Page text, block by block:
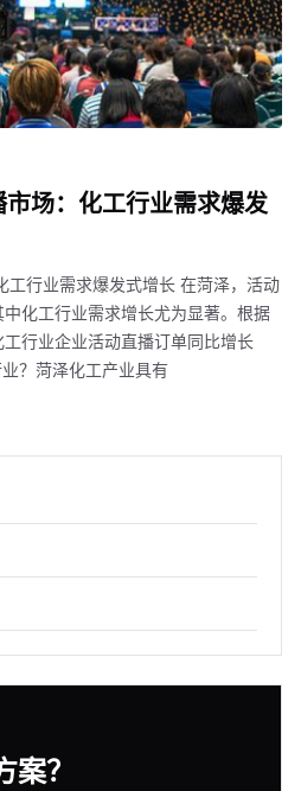
场：化工行业需求爆发
工行业需求爆发式增长 在菏泽，活动
化工行业需求增长尤为显著。根据
行业企业活动直播订单同比增长
？菏泽化工产业具有
？